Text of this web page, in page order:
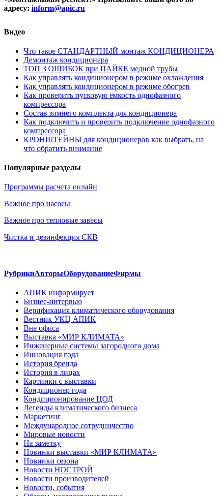
адресу: inform@apic.ru
Видео
Что такое СТАНДАРТНЫЙ монтаж КОНДИЦИОНЕРА
Демонтаж кондиционера
ТОП 3 ОШИБОК при ПАЙКЕ медной трубы
Как управлять кондиционером в режиме охлаждения
Как управлять кондиционером в режиме обогрев
Как проверить пусковую ёмкость однофазного
компрессора
Состав зимнего комплекта для кондиционера
Как подключить и проверить подключение однофазного
компрессора
КРОНШТЕЙНЫ для кондиционеров как выбрать, на
что обратить внимание
Популярные разделы
Программы расчета онлайн
Важное про насосы
Важное про тепловые завесы
Чистка и дезинфекция СКВ
РубрикиАвторыОборудованиеФирмы
АПИК информирует
Бизнес-интервью
Верификация климатического оборудования
Вестник УКЦ АПИК
Вне офиса
Выставка «МИР КЛИМАТА»
Инженерные системы загородного дома
Инновация года
История бренда
История в лицах
Картинки с выставки
Кондиционер года
Кондиционирование ЦОД
Легенды климатического бизнеса
Маркетинг
Международное сотрудничество
Мировые новости
На заметку
Новинки выставки «МИР КЛИМАТА»
Новинки сезона
Новости НОСТРОЙ
Новости производителей
Новости, события